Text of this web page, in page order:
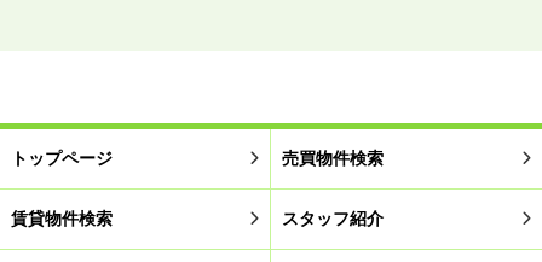
トップページ 売買物件検索
賃貸物件検索 スタッフ紹介